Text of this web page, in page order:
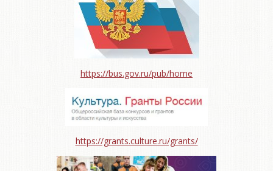
https://bus.gov.ru/pub/home
https://grants.culture.ru/grants/